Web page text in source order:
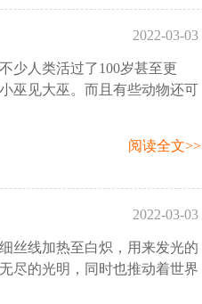
2022-03-03
11:52:47
少人类活过了100岁甚至更
巫见大巫。而且有些动物还可
阅读全文>>
2022-03-03
11:32:57
丝线加热至白炽，用来发光的
尽的光明，同时也推动着世界